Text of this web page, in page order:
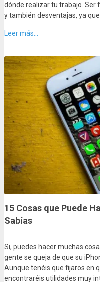
dónde realizar tu trabajo. Ser
y también desventajas, ya
Leer más...
15 Cosas que Puede
Sabías
Si, puedes hacer muchas
gente se queja de que su
Aunque tenéis que fijaros en
encontraréis utilidades muy